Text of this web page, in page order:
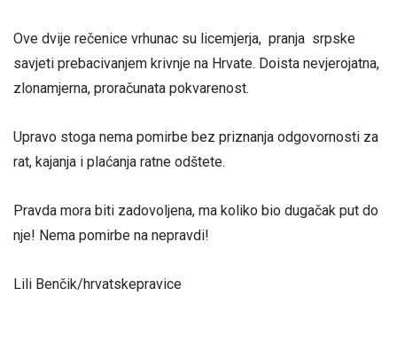
Ove dvije rečenice vrhunac su licemjerja, pranja srpske
savjeti prebacivanjem krivnje na Hrvate. Doista nevjerojatna,
zlonamjerna, proračunata pokvarenost.
Upravo stoga nema pomirbe bez priznanja odgovornosti za
rat, kajanja i plaćanja ratne odštete.
Pravda mora biti zadovoljena, ma koliko bio dugačak put do
nje! Nema pomirbe na nepravdi!
Lili Benčik/hrvatskepravice